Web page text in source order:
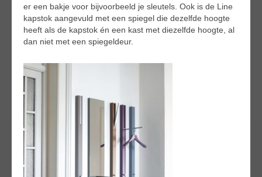
er een bakje voor bijvoorbeeld je sleutels. Ook is de Line
kapstok aangevuld met een spiegel die dezelfde hoogte
heeft als de kapstok én een kast met diezelfde hoogte, al
dan niet met een spiegeldeur.